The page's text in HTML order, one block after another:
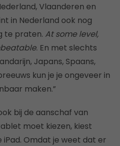
Vlaanderen en
in Nederland ook nog
te praten. At some level,
. En met slechts
Japans, Spaans,
kun je je ongeveer in
maken.”
bij de aanschaf van
moet kiezen, kiest
Omdat je weet dat er